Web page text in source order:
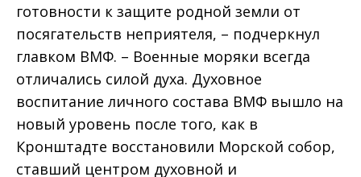
готовности к защите родной земли от
посягательств неприятеля, – подчеркнул
главком ВМФ. – Военные моряки всегда
отличались силой духа. Духовное
воспитание личного состава ВМФ вышло на
новый уровень после того, как в
Кронштадте восстановили Морской собор,
ставший центром духовной и